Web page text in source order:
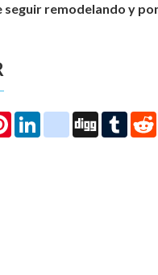
seguir remodelando y
PinterestLinkedIninstagram
Digg